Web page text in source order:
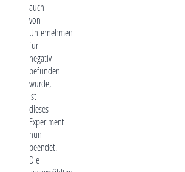
auch
von
Unternehmen
für
negativ
befunden
wurde,
ist
dieses
Experiment
nun
beendet.
Die